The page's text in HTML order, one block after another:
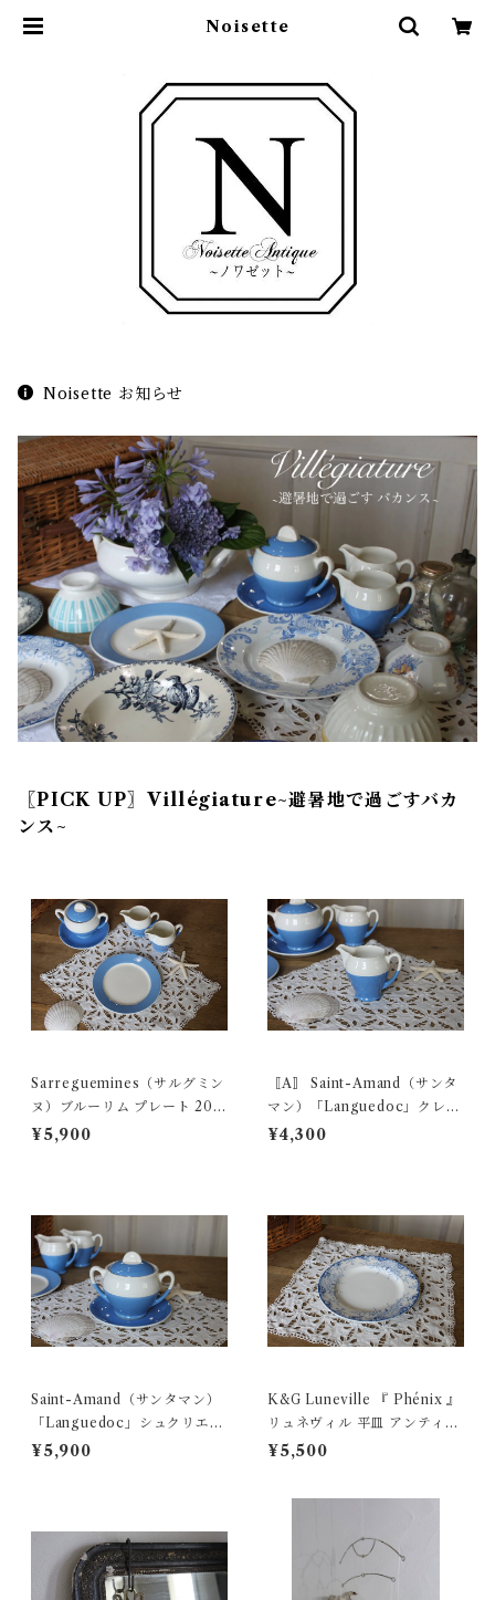
Noisette
Noisette お知らせ
〖PICK UP〗Villégiature~避暑地で過ごすバカ
ンス~
Sarreguemines（サルグミン
ヌ）ブルーリム プレート 20.7
cm フランス アンティーク【V
¥5,900
〚A〛 Saint-Amand（サンタ
マン）「Languedoc」クレミ
エ クリーマー フランス アンテ
¥4,300
Saint-Amand（サンタマン）
「Languedoc」シュクリエ
シュガーポット フランス アン
¥5,900
K&G Luneville 『 Phénix 』
リュネヴィル 平皿 アンティー
クプレート フランス 【V-31
¥5,500